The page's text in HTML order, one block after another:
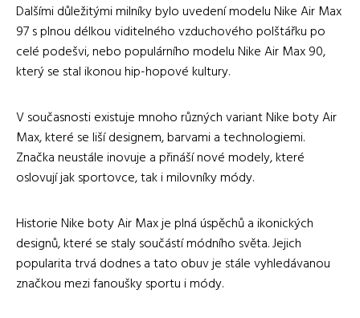
Dalšími důležitými milníky bylo uvedení modelu Nike Air Max
97 s plnou délkou viditelného vzduchového polštářku po
celé podešvi, nebo populárního modelu Nike Air Max 90,
který se stal ikonou hip-hopové kultury.
V současnosti existuje mnoho různých variant Nike boty Air
Max, které se liší designem, barvami a technologiemi.
Značka neustále inovuje a přináší nové modely, které
oslovují jak sportovce, tak i milovníky módy.
Historie Nike boty Air Max je plná úspěchů a ikonických
designů, které se staly součástí módního světa. Jejich
popularita trvá dodnes a tato obuv je stále vyhledávanou
značkou mezi fanoušky sportu i módy.